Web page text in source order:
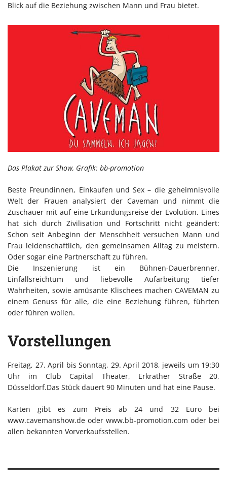
Blick auf die Beziehung zwischen Mann und Frau bietet.
Das Plakat zur Show, Grafik: bb-promotion
Beste Freundinnen, Einkaufen und Sex – die geheimnisvolle
Welt der Frauen analysiert der Caveman und nimmt die
Zuschauer mit auf eine Erkundungsreise der Evolution. Eines
hat sich durch Zivilisation und Fortschritt nicht geändert:
Schon seit Anbeginn der Menschheit versuchen Mann und
Frau leidenschaftlich, den gemeinsamen Alltag zu meistern.
Oder sogar eine Partnerschaft zu führen.
Die Inszenierung ist ein Bühnen-Dauerbrenner.
Einfallsreichtum und liebevolle Aufarbeitung tiefer
Wahrheiten, sowie amüsante Klischees machen CAVEMAN zu
einem Genuss für alle, die eine Beziehung führen, führten
oder führen wollen.
Vorstellungen
Freitag, 27. April bis Sonntag, 29. April 2018, jeweils um 19:30
Uhr im Club Capital Theater, Erkrather Straße 20,
Düsseldorf.Das Stück dauert 90 Minuten und hat eine Pause.
Karten gibt es zum Preis ab 24 und 32 Euro bei
www.cavemanshow.de oder www.bb-promotion.com oder bei
allen bekannten Vorverkaufsstellen.